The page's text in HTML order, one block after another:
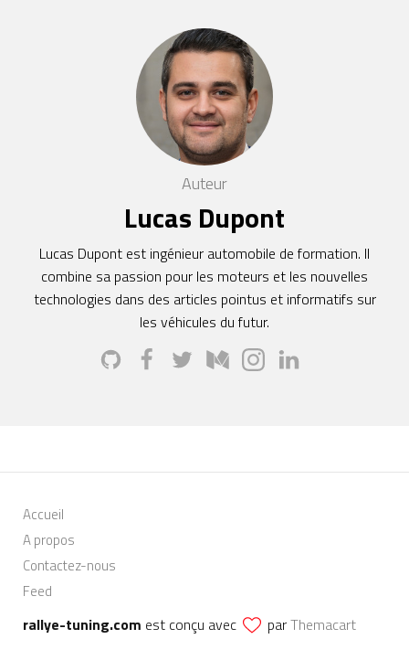
Auteur
Lucas Dupont
Lucas Dupont est ingénieur automobile de formation. Il
combine sa passion pour les moteurs et les nouvelles
technologies dans des articles pointus et informatifs sur
les véhicules du futur.
Accueil
A propos
Contactez-nous
Feed
rallye-tuning.com est conçu avec parThemacart